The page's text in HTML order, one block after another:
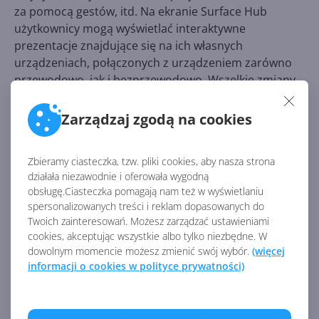
Zarządzaj zgodą na cookies
Zbieramy ciasteczka, tzw. pliki cookies, aby nasza strona
działała niezawodnie i oferowała wygodną
obsługę.Ciasteczka pomagają nam też w wyświetlaniu
spersonalizowanych treści i reklam dopasowanych do
Twoich zainteresowań. Możesz zarządzać ustawieniami
cookies, akceptując wszystkie albo tylko niezbędne. W
dowolnym momencie możesz zmienić swój wybór. (więcej
informacji o cookies w polityce prywatności)
za pomocą gestów, itd. Na ekranie Surface Hub
użytkownicy mogą wyświetlać interaktywne
prezentacje znajdujące się na ich własnych
urządzeniach, połączonych z urządzeniem zarówno
przewodowo, jak i bezprzewodowo. Wszelkie zmiany
dokonane w prezentacji na 'wielkim ekranie' zostaną
później zapisane w urządzeniach wejściowych.
też jego przybliżona cena. Ta z pewnością będzie
jednak wysoka. Kosztpodobnych projektów
przeszłości szacowany był na kilkanaście, a nawet
kilkadziesiąt tysięcy dolarów.
Źródło: